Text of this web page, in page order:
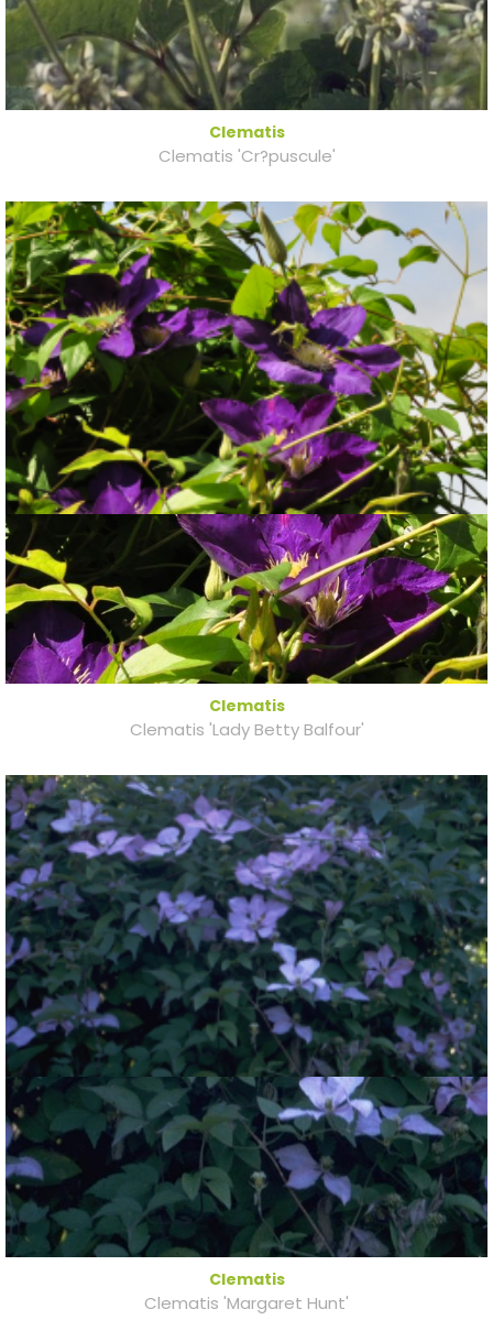
Clematis
Clematis 'Cr?puscule'
Clematis
Clematis 'Lady Betty Balfour'
Clematis
Clematis 'Margaret Hunt'